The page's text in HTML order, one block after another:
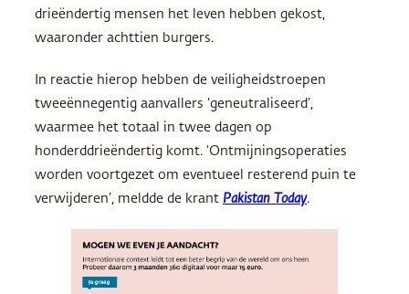
drieëndertig mensen het leven hebben gekost,
waaronder achttien burgers.
In reactie hierop hebben de veiligheidstroepen
tweeënnegentig aanvallers ‘geneutraliseerd’,
waarmee het totaal in twee dagen op
honderddrieëndertig komt. ‘Ontmijningsoperaties
worden voortgezet om eventueel resterend puin te
verwijderen’, meldde de krant Pakistan Today.